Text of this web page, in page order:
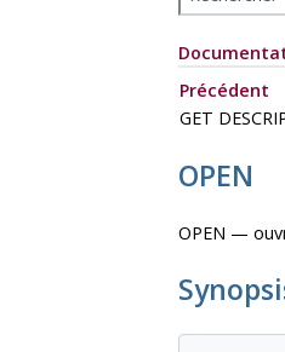
Précédent
GET
OPEN
OPEN —